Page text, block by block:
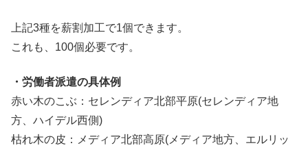
上記3種を薪割加工で1個できます。
これも、100個必要です。
・労働者派遣の具体例
赤い木のこぶ：セレンディア北部平原(セレンディア地
方、ハイデル西側)
枯れ木の皮：メディア北部高原(メディア地方、エルリッ